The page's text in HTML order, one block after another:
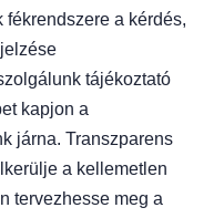
a kérdés,
tájékoztató
kapjon a
járna. Transzparens
a kellemetlen
tervezhesse meg a